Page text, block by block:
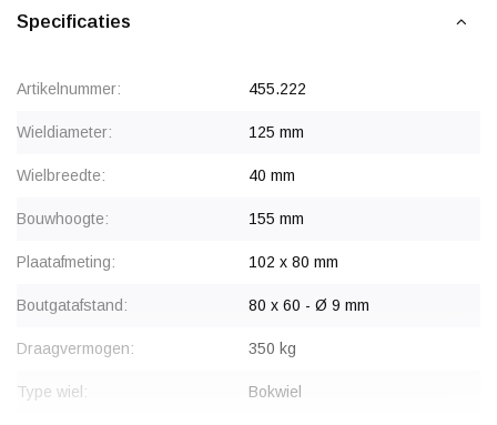
Specificaties
Artikelnummer: 455.222
Wieldiameter: 125 mm
Wielbreedte: 40 mm
Bouwhoogte: 155 mm
Plaatafmeting: 102 x 80 mm
Boutgatafstand: 80 x 60 - Ø 9 mm
Draagvermogen: 350 kg
Type wiel: Bokwiel